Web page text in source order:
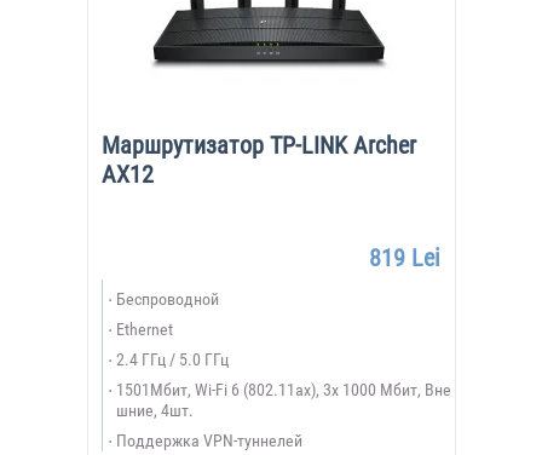
Маршрутизатор TP-LINK Archer
AX12
819 Lei
Беспроводной
Ethernet
2.4 ГГц / 5.0 ГГц
1501Мбит, Wi-Fi 6 (802.11ax), 3х 1000 Мбит, Вне
шние, 4шт.
Поддержка VPN-туннелей